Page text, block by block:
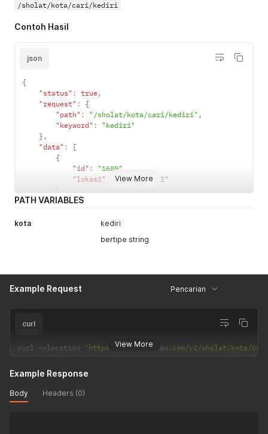
/sholat/kota/cari/kediri
Contoh Hasil
View More
json
{
"status" : true,
"request" :
{
"path" : "/sholat/kota/cari/kediri" ,
"keyword" :
"kediri"
} ,
"data" :
[
{
"id" : "1609"
"lokasi"
"KAB. KEDIRI"
}
{
"lokasi":
"KOTA KEDIRI"
PATH VARIABLES
kota
kediri
bertipe string
Example Request Pencarian
View More
curl
curl --location 'https://api.myquran.com/v2/sholat/kota/
Example Response
Body Headers (0)